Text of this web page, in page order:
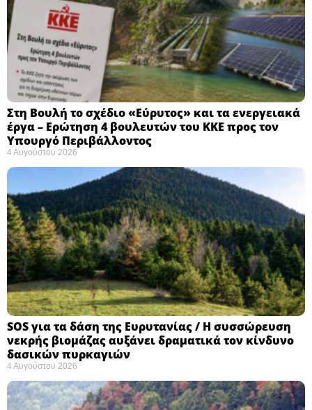
Στη Βουλή το σχέδιο «Εύρυτος» και τα ενεργειακά
έργα – Ερώτηση 4 βουλευτών του ΚΚΕ προς τον
Υπουργό Περιβάλλοντος
4 Αυγούστου 2026
SOS για τα δάση της Ευρυτανίας / Η συσσώρευση
νεκρής βιομάζας αυξάνει δραματικά τον κίνδυνο
δασικών πυρκαγιών
4 Αυγούστου 2026